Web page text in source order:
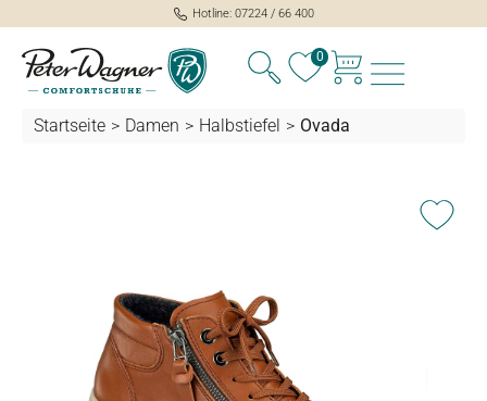
springen
Hotline: 07224 / 66 400
0
Startseite > Damen > Halbstiefel > Ovada